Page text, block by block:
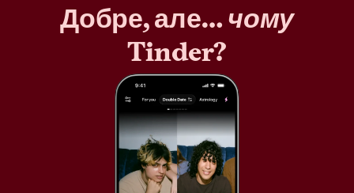
Добре, але…чому
Tinder?